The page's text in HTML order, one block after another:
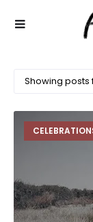
Showing posts